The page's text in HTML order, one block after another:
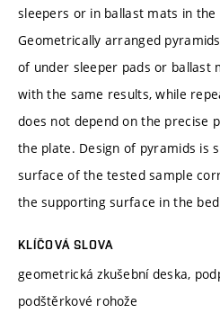
sleepers or in ballast mats in
Geometrically arranged
of under sleeper pads or ballast
with the same results, while
does not depend on the precise
the plate. Design of pyramids is
surface of the tested sample
the supporting surface in the
KLÍČOVÁ SLOVA
geometrická zkušební deska,
podštěrkové rohože